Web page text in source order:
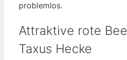
problemlos.
Attraktive rote
Taxus Hecke